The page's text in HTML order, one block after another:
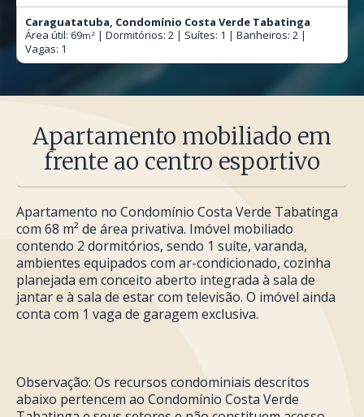
Caraguatatuba, Condomínio Costa Verde Tabatinga
Área útil: 69m² | Dormitórios: 2 | Suítes: 1 | Banheiros: 2 |
Vagas: 1
Apartamento mobiliado em
frente ao centro esportivo
Apartamento no Condomínio Costa Verde Tabatinga
com 68 m² de área privativa. Imóvel mobiliado
contendo 2 dormitórios, sendo 1 suíte, varanda,
ambientes equipados com ar-condicionado, cozinha
planejada em conceito aberto integrada à sala de
jantar e à sala de estar com televisão. O imóvel ainda
conta com 1 vaga de garagem exclusiva.
Observação: Os recursos condominiais descritos
abaixo pertencem ao Condomínio Costa Verde